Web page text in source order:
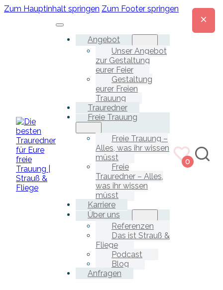
Zum Hauptinhalt springen Zum Footer springen
Angebot
Unser Angebot
zur Gestaltung
eurer Feier
Gestaltung
eurer Freien
Trauung
Trauredner
Freie Trauung
Freie Trauung –
Alles, was ihr wissen
müsst
Freie
Trauredner – Alles,
was ihr wissen
müsst
Karriere
Über uns
Referenzen
Das ist Strauß &
Fliege
Podcast
Blog
Anfragen
0